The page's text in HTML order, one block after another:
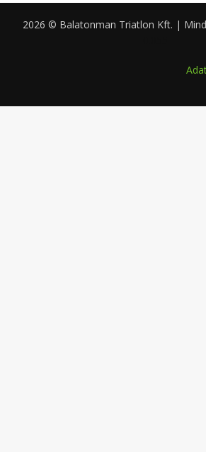
2026 © Balatonman Triatlon Kft. |